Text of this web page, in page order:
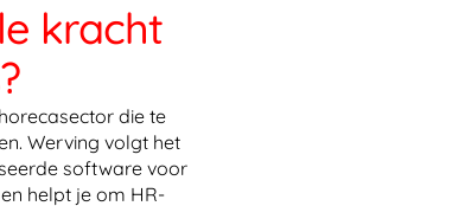
kracht
die te
Werving volgt het
software voor
helpt je om HR-